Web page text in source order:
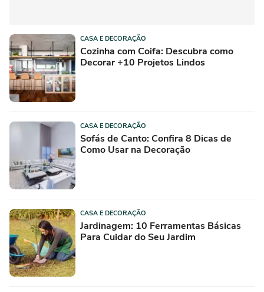
CASA E DECORAÇÃO
Cozinha com Coifa: Descubra como
Decorar +10 Projetos Lindos
CASA E DECORAÇÃO
Sofás de Canto: Confira 8 Dicas de
Como Usar na Decoração
CASA E DECORAÇÃO
Jardinagem: 10 Ferramentas Básicas
Para Cuidar do Seu Jardim